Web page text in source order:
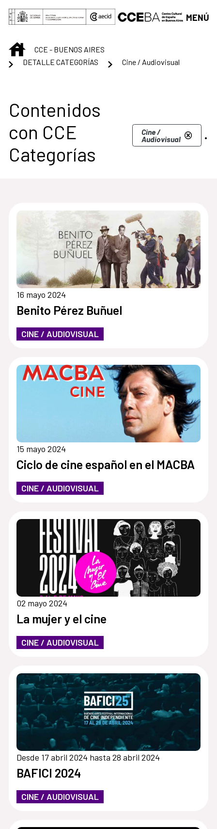
Saltar al contenido principal
MENÚ
INICIOCCE - BUENOS AIRES
DETALLE CATEGORÍAS
Cine / Audiovisual
Centro Cultural de
Contenidos
con CCE
Categorías
Cine /
Audiovisual .
16 mayo 2024
Benito Pérez Buñuel
CINE / AUDIOVISUAL
15 mayo 2024
Ciclo de cine español en el MACBA
CINE / AUDIOVISUAL
02 mayo 2024
La mujer y el cine
CINE / AUDIOVISUAL
Desde 17 abril 2024 hasta 28 abril 2024
BAFICI 2024
CINE / AUDIOVISUAL